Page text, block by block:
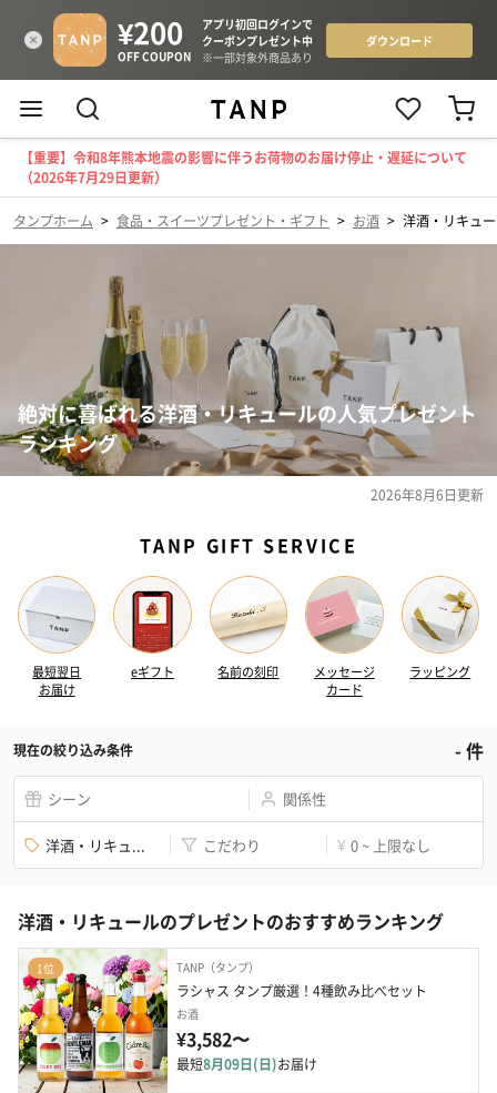
【重要】令和8年熊本地震の影響に伴うお荷物のお届け停止・遅延について
（2026年7月29日更新）
タンプホーム > 食品・スイーツプレゼント・ギフト > お酒 > 洋酒・リキュ
絶対に喜ばれる洋酒・リキュールの人気プレゼント
ランキング
2026年8月6日更新
TANP GIFT SERVICE
最短翌日
お届け
eギフト 名前の刻印
メッセージ
カード
ラッピング
現在の絞り込み条件 -件
シーン 関係性
洋酒・リキュ... こだわり ¥ 0 ~ 上限なし
洋酒・リキュールのプレゼントのおすすめランキング
1位 TANP（タンプ）
ラシャス タンプ厳選！4種飲み比べセット
お酒
¥3,582〜
最短8月09日(日)お届け